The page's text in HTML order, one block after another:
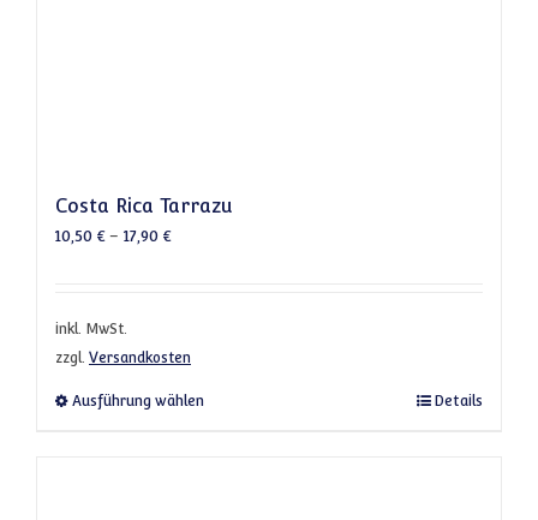
Costa Rica Tarrazu
10,50 €– 17,90 €
inkl. MwSt.
zzgl. Versandkosten
Ausführung wählen Dieses Produkt weist mehrere Varianten
Details